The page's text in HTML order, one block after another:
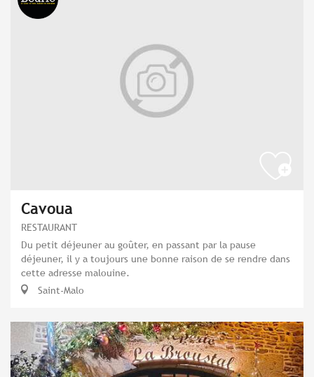
Cavoua
RESTAURANT
Du petit déjeuner au goûter, en passant par la pause
déjeuner, il y a toujours une bonne raison de se rendre dans
cette adresse malouine.
Saint-Malo